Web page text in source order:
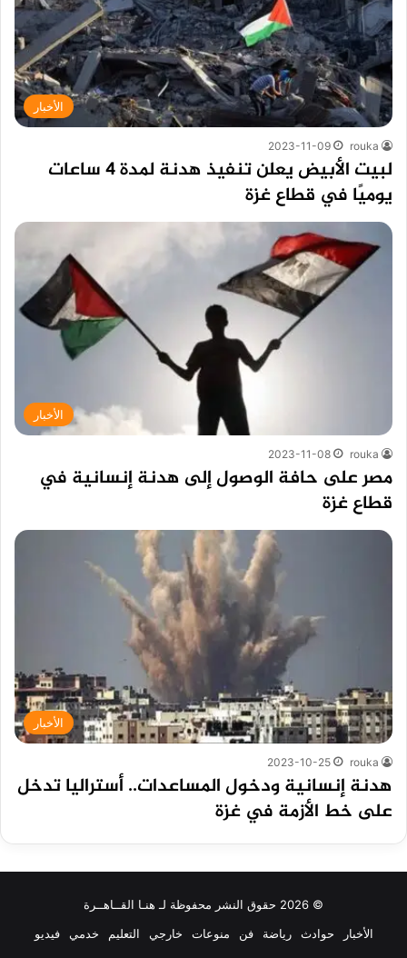
الأخبار
rouka
2023-11-09
لبيت الأبيض يعلن تنفيذ هدنة لمدة 4 ساعات
يوميًا في قطاع غزة
الأخبار
rouka
2023-11-08
مصر على حافة الوصول إلى هدنة إنسانية في
قطاع غزة
الأخبار
rouka
2023-10-25
هدنة إنسانية ودخول المساعدات.. أستراليا تدخل
على خط الأزمة في غزة
© 2026 حقوق النشر محفوظة لـ هنـا القــاهــرة
الأخبار
حوادث رياضة فن منوعات خارجي التعليم خدمي
فيديو